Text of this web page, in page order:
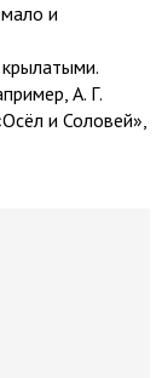
и
А. Г.
и Соловей»,